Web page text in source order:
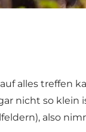
alles treffen
nicht so
also